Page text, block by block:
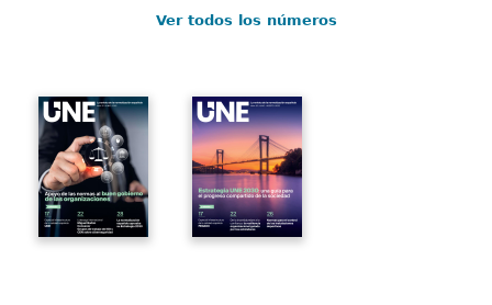
Ver todos los números